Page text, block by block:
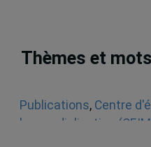
Thèmes et
Publications, Centre
la mondialisation